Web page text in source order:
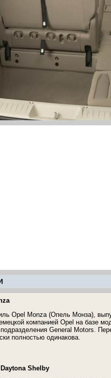
Opel Monza (Опель Монза),
компанией Opel на базе
General Motors.
полностью одинакова.
Shelby